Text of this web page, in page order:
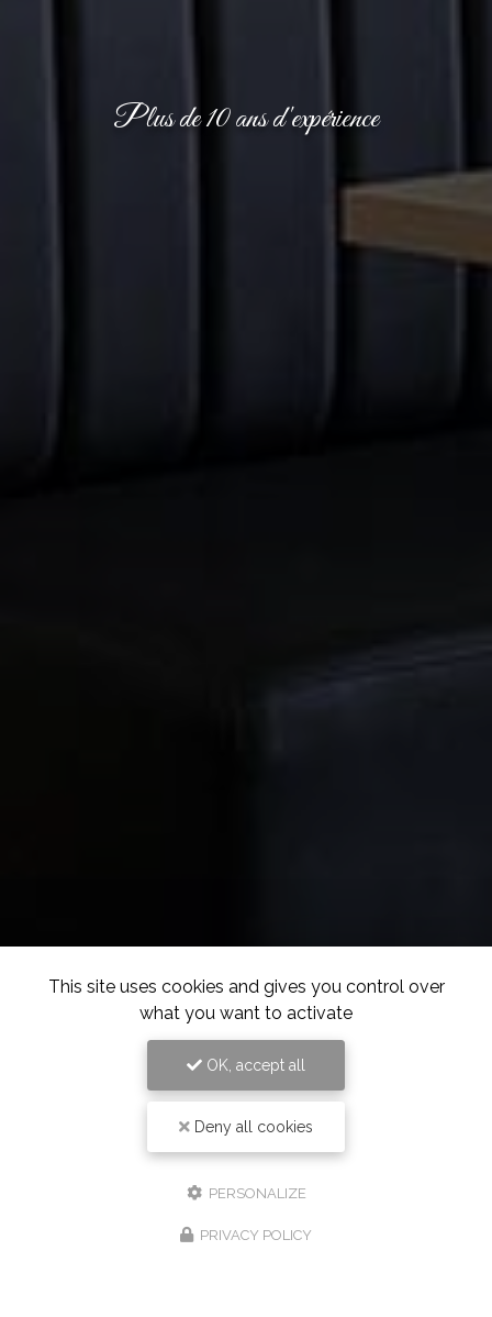
Plus de 10 ans d'expérience
This site uses cookies and gives you control over
what you want to activate
OK, accept all
Deny all cookies
PERSONALIZE
PRIVACY POLICY